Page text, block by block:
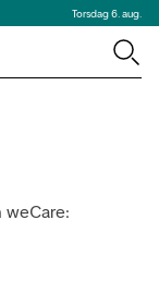
Torsdag 6. aug.
weCare: